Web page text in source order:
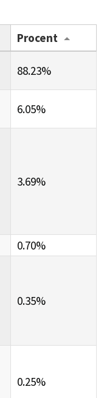
Procent
88.23%
6.05%
3.69%
0.70%
0.35%
0.25%